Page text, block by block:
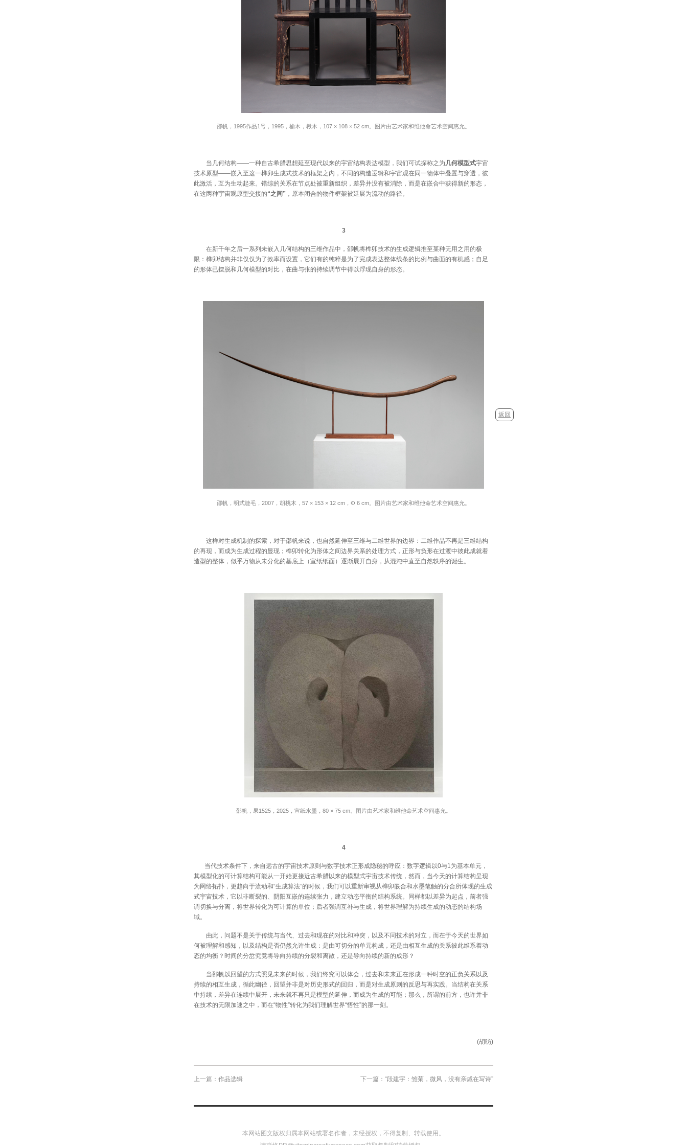
邵帆，1995作品1号，1995，榆木，楸木，107 × 108 × 52 cm。图片由艺术家和维他命艺术空间惠允。
当几何结构——一种自古希腊思想延至现代以来的宇宙结构表达模型，我们可试探称之为几何模型式宇宙
技术原型——嵌入至这一榫卯生成式技术的框架之内，不同的构造逻辑和宇宙观在同一物体中叠置与穿透，彼
此激活，互为生动起来。错综的关系在节点处被重新组织，差异并没有被消除，而是在嵌合中获得新的形态，
在这两种宇宙观原型交接的“之间” ，原本闭合的物件框架被延展为流动的路径。
3
在新千年之后一系列未嵌入几何结构的三维作品中，邵帆将榫卯技术的生成逻辑推至某种无用之用的极
限：榫卯结构并非仅仅为了效率而设置，它们有的纯粹是为了完成表达整体线条的比例与曲面的有机感；自足
的形体已摆脱和几何模型的对比，在曲与张的持续调节中得以浮现自身的形态。
邵帆，明式睫毛，2007，胡桃木，57 × 153 × 12 cm，Φ 6 cm。图片由艺术家和维他命艺术空间惠允。
这样对生成机制的探索，对于邵帆来说，也自然延伸至三维与二维世界的边界：二维作品不再是三维结构
的再现，而成为生成过程的显现；榫卯转化为形体之间边界关系的处理方式，正形与负形在过渡中彼此成就着
造型的整体，似乎万物从未分化的基底上（宣纸纸面）逐渐展开自身，从混沌中直至自然轶序的诞生。
邵帆，果1525，2025，宣纸水墨，80 × 75 cm。图片由艺术家和维他命艺术空间惠允。
4
当代技术条件下，来自远古的宇宙技术原则与数字技术正形成隐秘的呼应：数字逻辑以0与1为基本单元，
其模型化的可计算结构可能从一开始更接近古希腊以来的模型式宇宙技术传统，然而，当今天的计算结构呈现
为网络拓扑，更趋向于流动和“生成算法”的时候，我们可以重新审视从榫卯嵌合和水墨笔触的分合所体现的生成
式宇宙技术，它以非断裂的、阴阳互嵌的连续张力，建立动态平衡的结构系统。同样都以差异为起点，前者强
调切换与分离，将世界转化为可计算的单位；后者强调互补与生成，将世界理解为持续生成的动态的结构场
域。
由此，问题不是关于传统与当代、过去和现在的对比和冲突，以及不同技术的对立，而在于今天的世界如
何被理解和感知，以及结构是否仍然允许生成：是由可切分的单元构成，还是由相互生成的关系彼此维系着动
态的均衡？时间的分岔究竟将导向持续的分裂和离散，还是导向持续的新的成形？
当邵帆以回望的方式照见未来的时候，我们终究可以体会，过去和未来正在形成一种时空的正负关系以及
持续的相互生成，循此幽径，回望并非是对历史形式的回归，而是对生成原则的反思与再实践。当结构在关系
中持续，差异在连续中展开，未来就不再只是模型的延伸，而成为生成的可能；那么，所谓的前方，也许并非
在技术的无限加速之中，而在“物性”转化为我们理解世界“悟性”的那一刻。
(胡昉)
上一篇：作品选辑 下一篇：“段建宇：雏菊，微风，没有亲戚在写诗”
返回
本网站图文版权归属本网站或署名作者，未经授权，不得复制、转载使用。